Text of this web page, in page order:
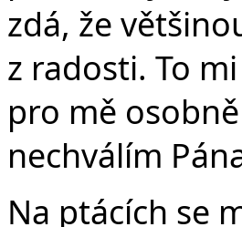
zdá, že
z radosti. To
pro mě
nechválím
Na ptácích se